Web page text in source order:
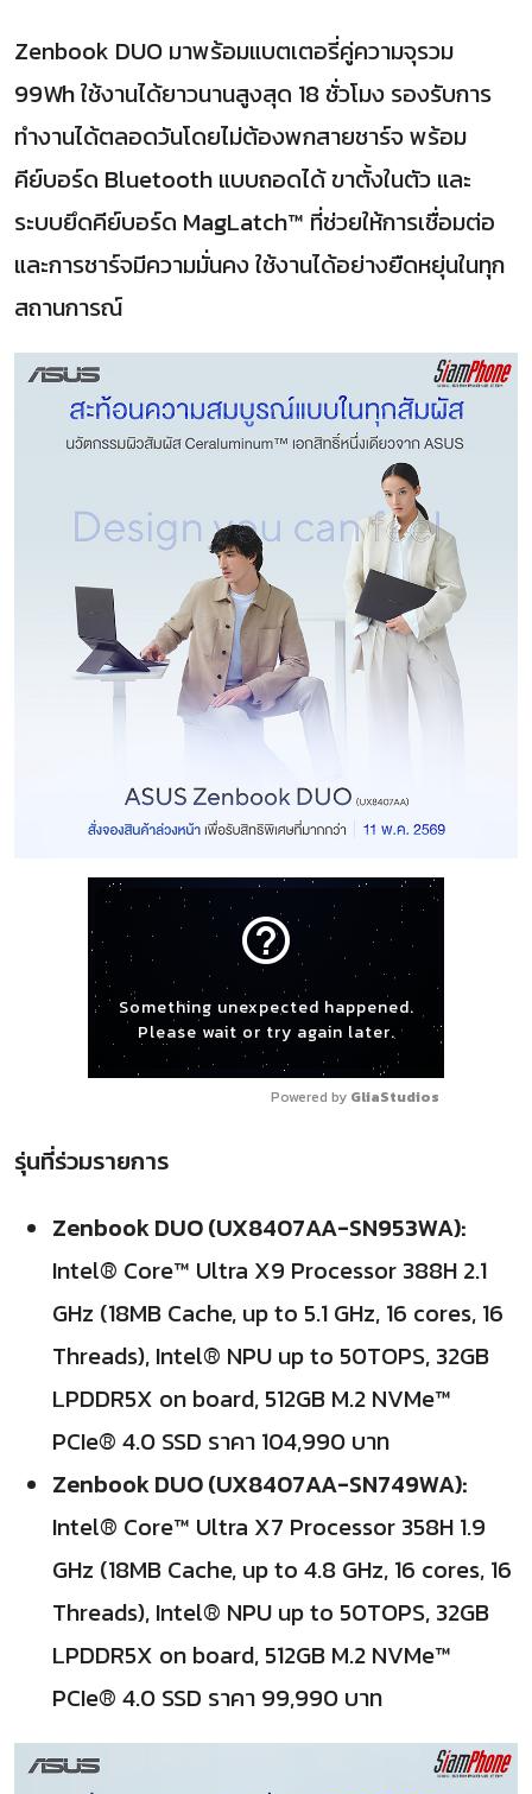
Zenbook DUO มาพร้อมแบตเตอรี่คู่ความจุรวม
99Wh ใช้งานได้ยาวนานสูงสุด 18 ชั่วโมง รองรับการ
ทำงานได้ตลอดวันโดยไม่ต้องพกสายชาร์จ พร้อม
คีย์บอร์ด Bluetooth แบบถอดได้ ขาตั้งในตัว และ
ระบบยึดคีย์บอร์ด MagLatch™ ที่ช่วยให้การเชื่อมต่อ
และการชาร์จมีความมั่นคง ใช้งานได้อย่างยืดหยุ่นในทุก
สถานการณ์
help_outline
Something unexpected happened.
Please wait or try again later.
Powered by GliaStudios
รุ่นที่ร่วมรายการ
Zenbook DUO (UX8407AA-SN953WA):
Intel® Core™ Ultra X9 Processor 388H 2.1
GHz (18MB Cache, up to 5.1 GHz, 16 cores, 16
Threads), Intel® NPU up to 50TOPS, 32GB
LPDDR5X on board, 512GB M.2 NVMe™
PCIe® 4.0 SSD ราคา 104,990 บาท
Zenbook DUO (UX8407AA-SN749WA):
Intel® Core™ Ultra X7 Processor 358H 1.9
GHz (18MB Cache, up to 4.8 GHz, 16 cores, 16
Threads), Intel® NPU up to 50TOPS, 32GB
LPDDR5X on board, 512GB M.2 NVMe™
PCIe® 4.0 SSD ราคา 99,990 บาท